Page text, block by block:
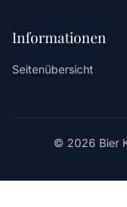
Informationen
Seitenübersicht
© 2026 Bier